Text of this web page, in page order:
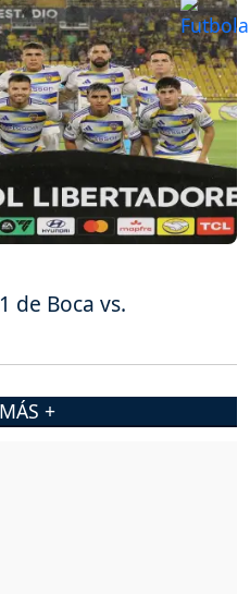
de Boca vs.
+